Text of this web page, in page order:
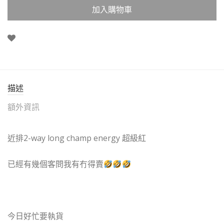
加入購物車
描述
額外資訊
近排2-way long champ energy 超級紅
已經有幾個客問我有冇得賣
今日好忙要執貨